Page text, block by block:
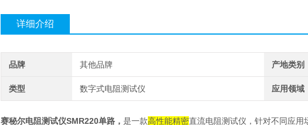
详细介绍
品牌 其他品牌 产地类别
类型 数字式电阻测试仪 应用领域
赛秘尔电阻测试仪SMR220单路 ， 是一款高性能精密直流电阻测试仪，针对不同应